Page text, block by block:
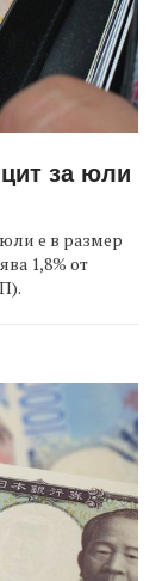
за юли
е в размер
1,8% от